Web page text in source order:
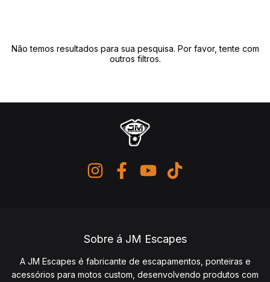
Não temos resultados para sua pesquisa. Por favor, tente com
outros filtros.
Sobre á JM Escapes
A JM Escapes é fabricante de escapamentos, ponteiras e
acessórios para motos custom, desenvolvendo produtos com